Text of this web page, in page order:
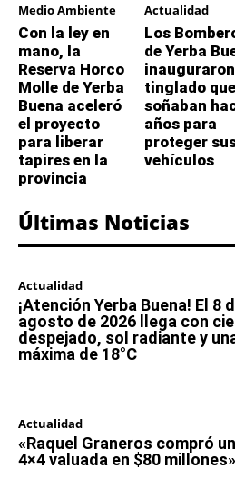
Medio Ambiente
Con la ley en
mano, la
Reserva Horco
Molle de Yerba
Buena aceleró
el proyecto
para liberar
tapires en la
provincia
Actualidad
Los
de Yerba
tinglado que
soñaban
años para
proteger
vehículos
Últimas Noticias
Actualidad
¡Atención Yerba Buena! El 8
agosto de 2026 llega con
despejado, sol radiante y
máxima de 18°C
Actualidad
«Raquel Graneros compró
4×4 valuada en $80 millones»